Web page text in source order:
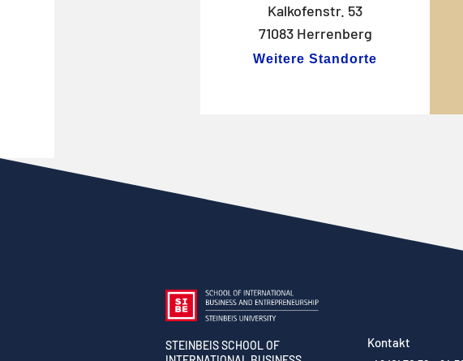
Kalkofenstr. 53
71083 Herrenberg
Weitere Standorte
STEINBEIS SCHOOL OF
Kontakt